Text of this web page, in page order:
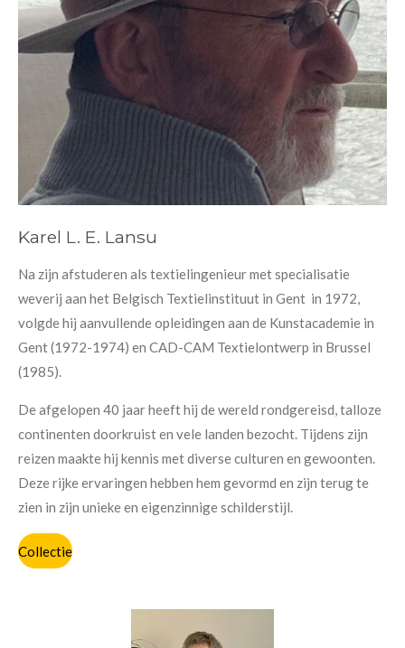
Karel L. E. Lansu
Na zijn afstuderen als textielingenieur met specialisatie
weverij aan het Belgisch Textielinstituut in Gent in 1972,
volgde hij aanvullende opleidingen aan de Kunstacademie in
Gent (1972-1974) en CAD-CAM Textielontwerp in Brussel
(1985).
De afgelopen 40 jaar heeft hij de wereld rondgereisd, talloze
continenten doorkruist en vele landen bezocht. Tijdens zijn
reizen maakte hij kennis met diverse culturen en gewoonten.
Deze rijke ervaringen hebben hem gevormd en zijn terug te
zien in zijn unieke en eigenzinnige schilderstijl.
Collectie